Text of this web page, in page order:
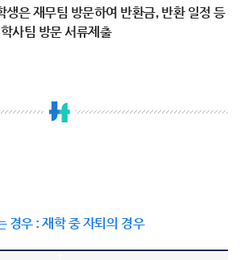
생은 재무팀 방문하여 반환금, 반환 일정 등
사팀 방문 서류제출
경우 : 재학 중 자퇴의 경우